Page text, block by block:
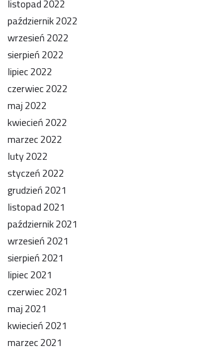
listopad 2022
październik 2022
wrzesień 2022
sierpień 2022
lipiec 2022
czerwiec 2022
maj 2022
kwiecień 2022
marzec 2022
luty 2022
styczeń 2022
grudzień 2021
listopad 2021
październik 2021
wrzesień 2021
sierpień 2021
lipiec 2021
czerwiec 2021
maj 2021
kwiecień 2021
marzec 2021